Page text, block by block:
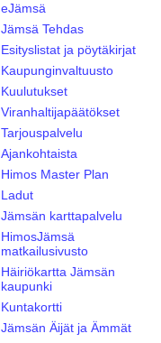
eJämsä
Jämsä Tehdas
Esityslistat ja pöytäkirjat
Kaupunginvaltuusto
Kuulutukset
Viranhaltijapäätökset
Tarjouspalvelu
Ajankohtaista
Himos Master Plan
Ladut
Jämsän karttapalvelu
HimosJämsä
matkailusivusto
Häiriökartta Jämsän
kaupunki
Kuntakortti
Jämsän Äijät ja Ämmät